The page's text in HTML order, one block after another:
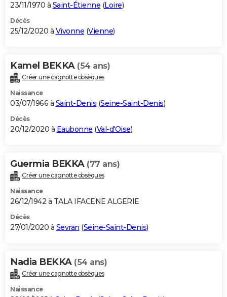
23/11/1970 à Saint-Étienne (Loire)
Décès
25/12/2020 à Vivonne (Vienne)
Kamel BEKKA (54 ans)
Créer une cagnotte obsèques
Naissance
03/07/1966 à Saint-Denis (Seine-Saint-Denis)
Décès
20/12/2020 à Eaubonne (Val-d'Oise)
Guermia BEKKA (77 ans)
Créer une cagnotte obsèques
Naissance
26/12/1942 à TALA IFACENE ALGERIE
Décès
27/01/2020 à Sevran (Seine-Saint-Denis)
Nadia BEKKA (54 ans)
Créer une cagnotte obsèques
Naissance